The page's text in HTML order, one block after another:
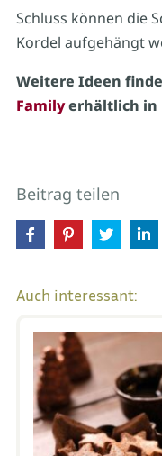
Schluss können die
Kordel aufgehängt
Weitere Ideen
Familyerhältlich in
Beitrag teilen
Auch interessant: